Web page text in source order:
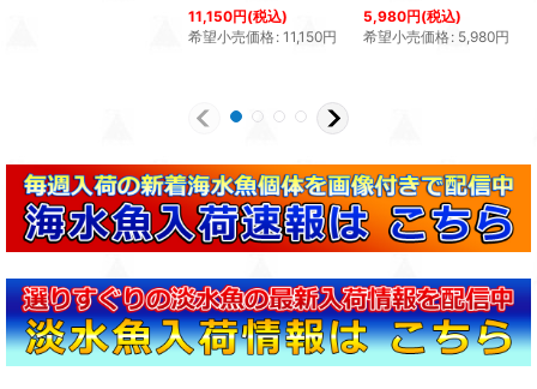
11,150円(税込)
希望小売価格: 11,150円
5,980円(税込)
希望小売価格 : 5,980円